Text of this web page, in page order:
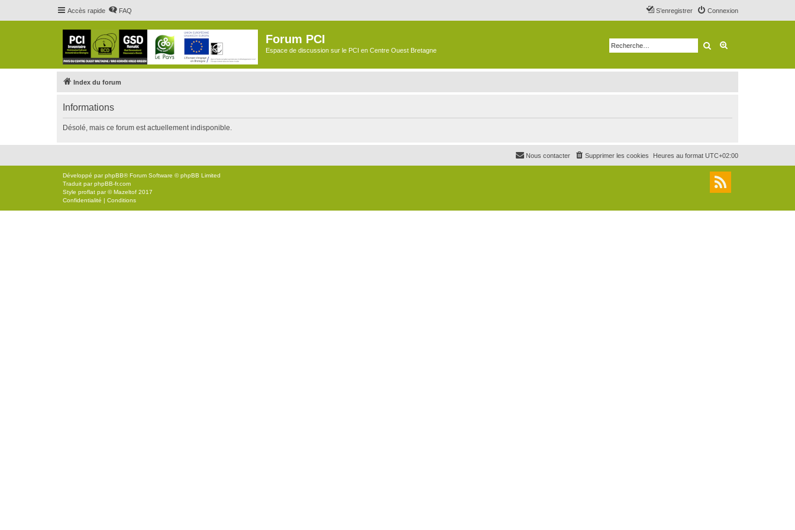
Accès rapide FAQ Connexion
S’enregistrer
Forum PCI
Espace de discussion sur le PCI en Centre Ouest Bretagne Rechercher
Index du forum
Informations
Désolé, mais ce forum est actuellement indisponible.
Heures au format UTC+02:00
Supprimer les cookies
Nous contacter
Développé parphpBB® Forum Software © phpBB Limited
Traduit parphpBB-fr.com
Style proflat par ©Mazeltof 2017
Confidentialité | Conditions